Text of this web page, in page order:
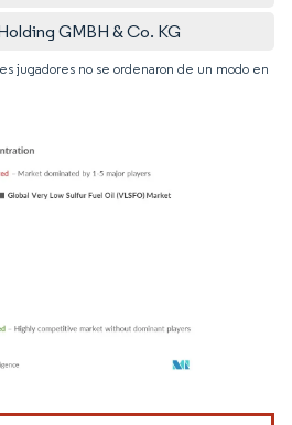
GMBH & Co. KG
jugadores no se ordenaron de un modo en
uso requiere atribución según CC BY 4.0.